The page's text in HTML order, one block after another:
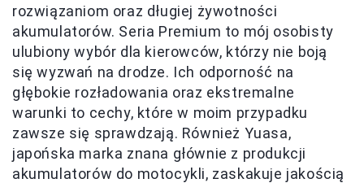
rozwiązaniom oraz długiej żywotności
akumulatorów. Seria Premium to mój osobisty
ulubiony wybór dla kierowców, którzy nie boją
się wyzwań na drodze. Ich odporność na
głębokie rozładowania oraz ekstremalne
warunki to cechy, które w moim przypadku
zawsze się sprawdzają. Również Yuasa,
japońska marka znana głównie z produkcji
akumulatorów do motocykli, zaskakuje jakością